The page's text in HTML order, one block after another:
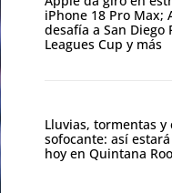
iPhone 18 Pro Max;
desafía a San Diego
Leagues Cup y más
Lluvias, tormentas y
sofocante: así
hoy en Quintana Roo